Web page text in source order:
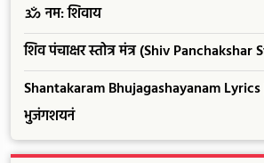
ॐ नम: शिवाय
शिव पंचाक्षर स्तोत्र मंत्र (Shiv
Shantakaram Bhujagashayanam Lyrics
भुजंगशयनं